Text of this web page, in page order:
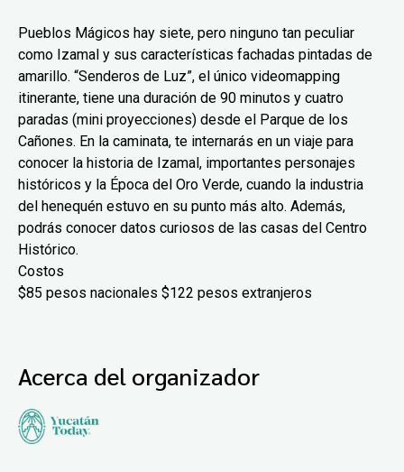
Pueblos Mágicos hay siete, pero ninguno tan peculiar
como Izamal y sus características fachadas pintadas de
amarillo. “Senderos de Luz”, el único videomapping
itinerante, tiene una duración de 90 minutos y cuatro
paradas (mini proyecciones) desde el Parque de los
Cañones. En la caminata, te internarás en un viaje para
conocer la historia de Izamal, importantes personajes
históricos y la Época del Oro Verde, cuando la industria
del henequén estuvo en su punto más alto. Además,
podrás conocer datos curiosos de las casas del Centro
Histórico.
Costos
$85 pesos nacionales $122 pesos extranjeros
Acerca del organizador